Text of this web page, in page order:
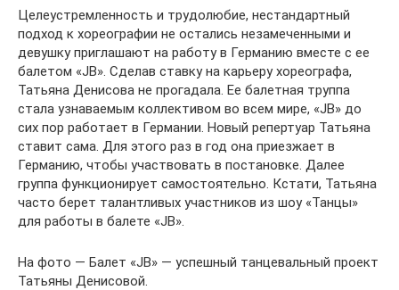
Целеустремленность и трудолюбие, нестандартный
подход к хореографии не остались незамеченными и
девушку приглашают на работу в Германию вместе с ее
балетом «JB». Сделав ставку на карьеру хореографа,
Татьяна Денисова не прогадала. Ее балетная труппа
стала узнаваемым коллективом во всем мире, «JB» до
сих пор работает в Германии. Новый репертуар Татьяна
ставит сама. Для этого раз в год она приезжает в
Германию, чтобы участвовать в постановке. Далее
группа функционирует самостоятельно. Кстати, Татьяна
часто берет талантливых участников из шоу «Танцы»
для работы в балете «JB».
На фото — Балет «JB» — успешный танцевальный проект
Татьяны Денисовой.